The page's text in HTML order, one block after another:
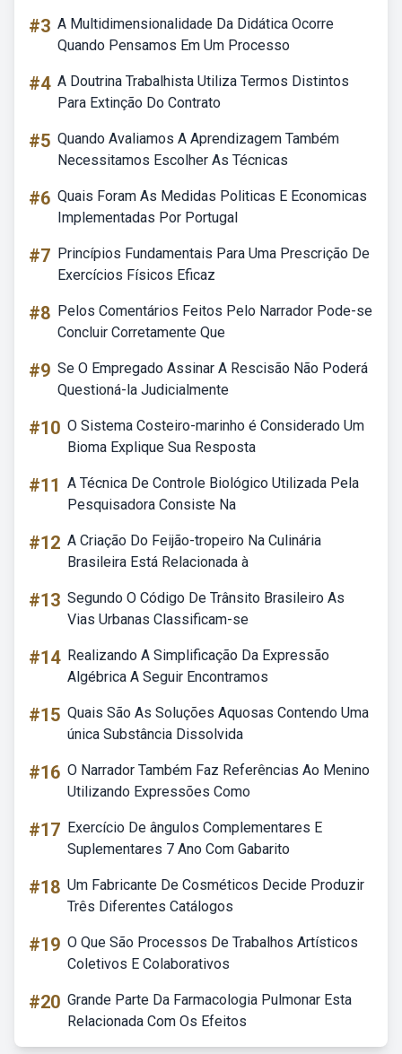
#3 A Multidimensionalidade Da Didática Ocorre
Quando Pensamos Em Um Processo
#4 A Doutrina Trabalhista Utiliza Termos Distintos
Para Extinção Do Contrato
#5 Quando Avaliamos A Aprendizagem Também
Necessitamos Escolher As Técnicas
#6 Quais Foram As Medidas Politicas E Economicas
Implementadas Por Portugal
#7 Princípios Fundamentais Para Uma Prescrição De
Exercícios Físicos Eficaz
#8 Pelos Comentários Feitos Pelo Narrador Pode-se
Concluir Corretamente Que
#9 Se O Empregado Assinar A Rescisão Não Poderá
Questioná-la Judicialmente
#10 O Sistema Costeiro-marinho é Considerado Um
Bioma Explique Sua Resposta
#11 A Técnica De Controle Biológico Utilizada Pela
Pesquisadora Consiste Na
#12 A Criação Do Feijão-tropeiro Na Culinária
Brasileira Está Relacionada à
#13 Segundo O Código De Trânsito Brasileiro As
Vias Urbanas Classificam-se
#14 Realizando A Simplificação Da Expressão
Algébrica A Seguir Encontramos
#15 Quais São As Soluções Aquosas Contendo Uma
única Substância Dissolvida
#16 O Narrador Também Faz Referências Ao Menino
Utilizando Expressões Como
#17 Exercício De ângulos Complementares E
Suplementares 7 Ano Com Gabarito
#18 Um Fabricante De Cosméticos Decide Produzir
Três Diferentes Catálogos
#19 O Que São Processos De Trabalhos Artísticos
Coletivos E Colaborativos
#20 Grande Parte Da Farmacologia Pulmonar Esta
Relacionada Com Os Efeitos